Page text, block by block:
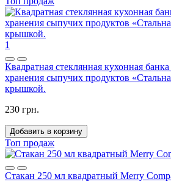
1
Квадратная стеклянная кухонная
хранения сыпучих продуктов
крышкой.
230 грн.
Добавить в корзину
Топ продаж
Стакан 250 мл квадратный Merry